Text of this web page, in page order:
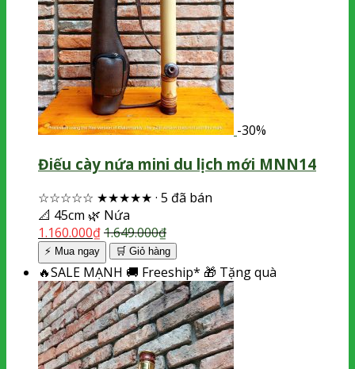
-30%
Điếu cày nứa mini du lịch mới MNN14
☆☆☆☆☆ ★★★★★ · 5 đã bán
📐 45cm 🌿 Nứa
1.160.000₫1.649.000₫
⚡ Mua ngay 🛒 Giỏ hàng
🔥SALE MẠNH 🚚 Freeship* 🎁 Tặng quà